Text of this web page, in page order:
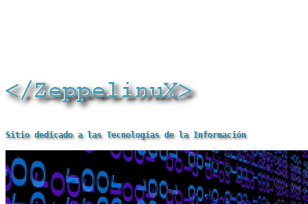
Sitio dedicado a las Tecnologías de la Información